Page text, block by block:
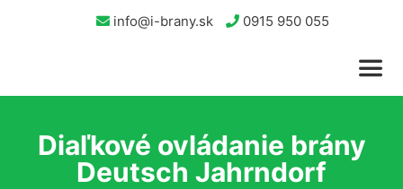
info@i-brany.sk 0915 950 055
Diaľkové ovládanie brány
Deutsch Jahrndorf